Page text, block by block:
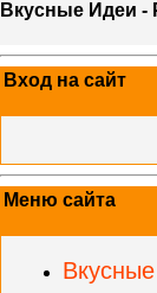
Вкусные Идеи -
Вход на сайт
Меню сайта